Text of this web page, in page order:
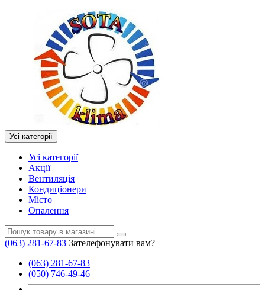
Усі категорії
Усі категорії
Акції
Вентиляція
Кондиціонери
Місто
Опалення
(063) 281-67-83 Зателефонувати вам?
(063) 281-67-83
(050) 746-49-46